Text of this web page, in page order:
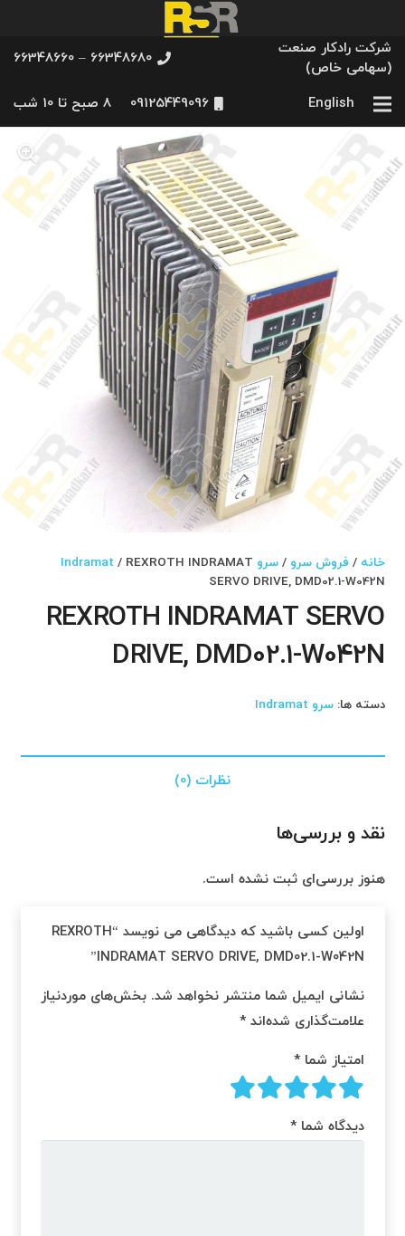
شرکت رادکار صنعت
(سهامی خاص)
66348680 – 66348660
English
09125449096 8 صبح تا 10 شب
خانه / فروش سرو /سرو Indramat / REXROTH INDRAMAT
SERVO DRIVE, DMD02.1-W042N
REXROTH INDRAMAT SERVO
DRIVE, DMD02.1-W042N
دسته ها:سرو Indramat
نظرات (0)
نقد و بررسی‌ها
هنوز بررسی‌ای ثبت نشده است.
اولین کسی باشید که دیدگاهی می نویسد “REXROTH
INDRAMAT SERVO DRIVE, DMD02.1-W042N”
نشانی ایمیل شما منتشر نخواهد شد. بخش‌های موردنیاز
علامت‌گذاری شده‌اند *
امتیاز شما *
دیدگاه شما *